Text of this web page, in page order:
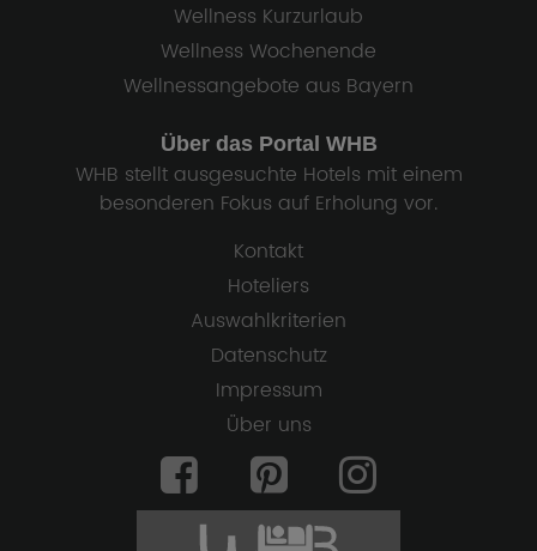
Wellness Kurzurlaub
Wellness Wochenende
Wellnessangebote aus Bayern
Über das Portal WHB
WHB stellt ausgesuchte Hotels mit einem
besonderen Fokus auf Erholung vor.
Kontakt
Hoteliers
Auswahlkriterien
Datenschutz
Impressum
Über uns